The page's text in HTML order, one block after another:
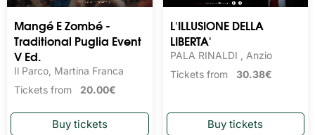
Mangé E Zombé -
Traditional Puglia Event
V Ed.
Il Parco, Martina Franca
Tickets from 20.00€
L'ILLUSIONE DELLA
LIBERTA'
PALA RINALDI , Anzio
Tickets from 30.38€